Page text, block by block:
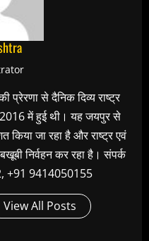
प्रेरणा से दैनिक दिव्य राष्ट्र
2016 में हुई थी। यह जयपुर से
किया जा रहा है और राष्ट्र एवं
निर्वहन कर रहा है। संपर्क
+91 9414050155
View All Posts